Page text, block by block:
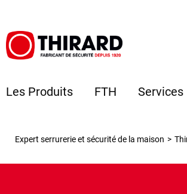
Les Produits FTH Services
Expert serrurerie et sécurité de la maison >